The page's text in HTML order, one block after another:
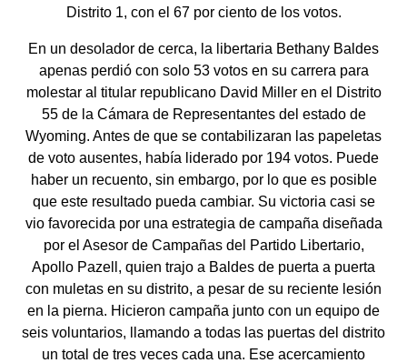
Distrito 1, con el 67 por ciento de los votos.
En un desolador de cerca, la libertaria Bethany Baldes
apenas perdió con solo 53 votos en su carrera para
molestar al titular republicano David Miller en el Distrito
55 de la Cámara de Representantes del estado de
Wyoming. Antes de que se contabilizaran las papeletas
de voto ausentes, había liderado por 194 votos. Puede
haber un recuento, sin embargo, por lo que es posible
que este resultado pueda cambiar. Su victoria casi se
vio favorecida por una estrategia de campaña diseñada
por el Asesor de Campañas del Partido Libertario,
Apollo Pazell, quien trajo a Baldes de puerta a puerta
con muletas en su distrito, a pesar de su reciente lesión
en la pierna. Hicieron campaña junto con un equipo de
seis voluntarios, llamando a todas las puertas del distrito
un total de tres veces cada una. Ese acercamiento